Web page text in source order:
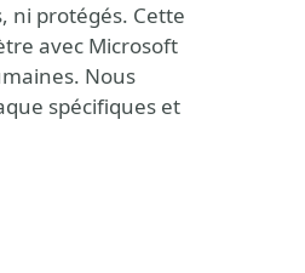
ni protégés. Cette
avec Microsoft
Nous
spécifiques et